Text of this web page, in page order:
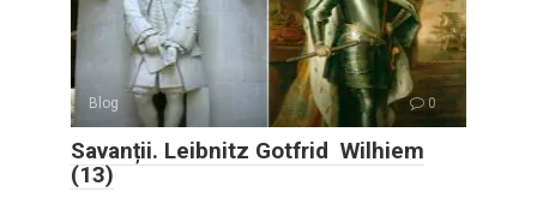
Blog 0
Savanții. Leibnitz Gotfrid Wilhiem
(13)